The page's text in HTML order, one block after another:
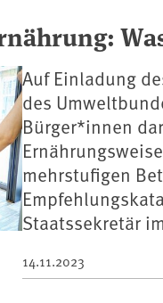
Auf Einladung
des
Bürger*innen
mehrstufigen
Staatssekretär
14.11.2023